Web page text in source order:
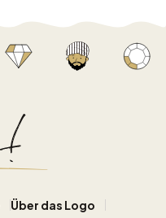
Über das Logo